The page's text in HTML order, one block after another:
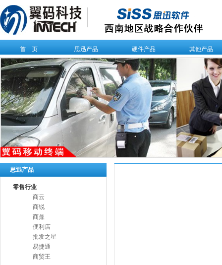
首 页 思迅产品 硬件产品 其他产品
思迅产品
零售行业
商云
商锐
商鼎
便利店
批发之星
易捷通
商贸王